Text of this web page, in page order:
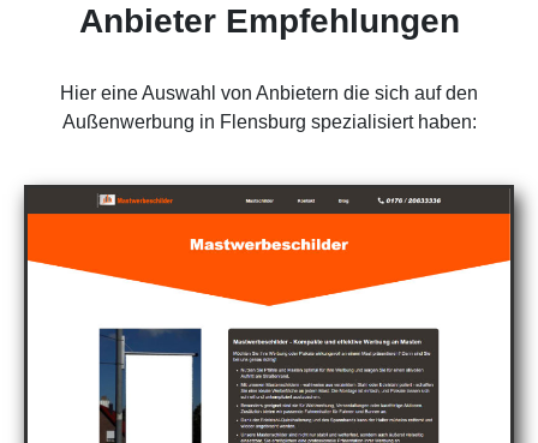
Anbieter Empfehlungen
Hier eine Auswahl von Anbietern die sich auf den
Außenwerbung in Flensburg spezialisiert haben: